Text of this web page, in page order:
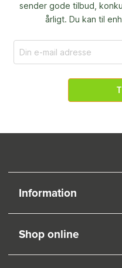
sender gode tilbud,
årligt. Du kan til
Information
Shop online